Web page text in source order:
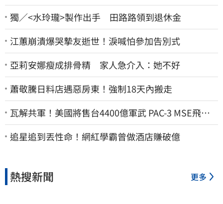
獨／<水玲瓏>製作出手 田路路領到退休金
江蕙崩潰爆哭摯友逝世！淚喊怕參加告別式
亞莉安娜瘦成排骨精 家人急介入：她不好
蕭敬騰日料店遇惡房東！強制18天內搬走
瓦解共軍！美國將售台4400億軍武 PAC-3 MSE飛彈
戰力曝
追星追到丟性命！網紅學霸曾做酒店賺破億
熱搜新聞 更多